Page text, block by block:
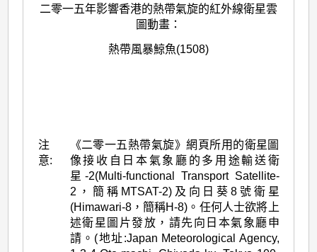
二零一五年影響香港的熱帶氣旋的紅外線衛星雲
圖動畫：
熱帶風暴鯨魚(1508)
注
意:
《二零一五熱帶氣旋》網頁所用的衛星圖
像接收自日本氣象廳的多用途輸送衛
星-2(Multi-functional Transport Satellite-
2，簡稱MTSAT-2)及向日葵8號衛星
(Himawari-8，簡稱H-8)。任何人士欲將上
述衛星圖片發放，請先向日本氣象廳申
請。(地址:Japan Meteorological Agency,